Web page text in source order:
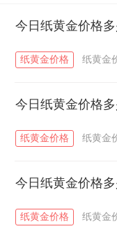
今日纸黄金价格
纸黄金价格 纸黄金
今日纸黄金价格
纸黄金价格 纸黄金
今日纸黄金价格
纸黄金价格 纸黄金